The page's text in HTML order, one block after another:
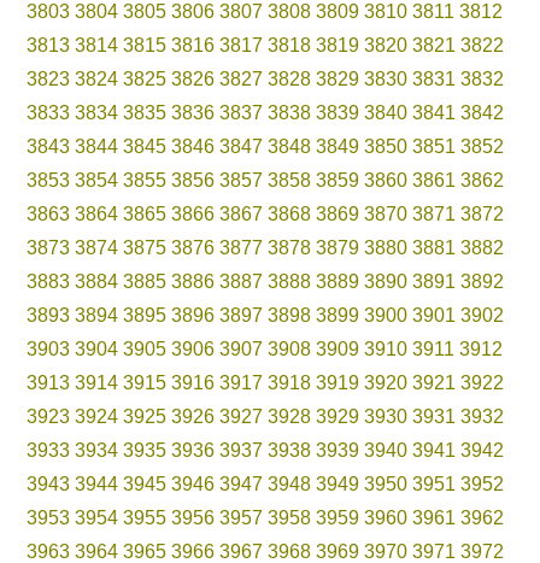
3803 3804 3805 3806 3807 3808 3809 3810 3811 3812
3813 3814 3815 3816 3817 3818 3819 3820 3821 3822
3823 3824 3825 3826 3827 3828 3829 3830 3831 3832
3833 3834 3835 3836 3837 3838 3839 3840 3841 3842
3843 3844 3845 3846 3847 3848 3849 3850 3851 3852
3853 3854 3855 3856 3857 3858 3859 3860 3861 3862
3863 3864 3865 3866 3867 3868 3869 3870 3871 3872
3873 3874 3875 3876 3877 3878 3879 3880 3881 3882
3883 3884 3885 3886 3887 3888 3889 3890 3891 3892
3893 3894 3895 3896 3897 3898 3899 3900 3901 3902
3903 3904 3905 3906 3907 3908 3909 3910 3911 3912
3913 3914 3915 3916 3917 3918 3919 3920 3921 3922
3923 3924 3925 3926 3927 3928 3929 3930 3931 3932
3933 3934 3935 3936 3937 3938 3939 3940 3941 3942
3943 3944 3945 3946 3947 3948 3949 3950 3951 3952
3953 3954 3955 3956 3957 3958 3959 3960 3961 3962
3963 3964 3965 3966 3967 3968 3969 3970 3971 3972